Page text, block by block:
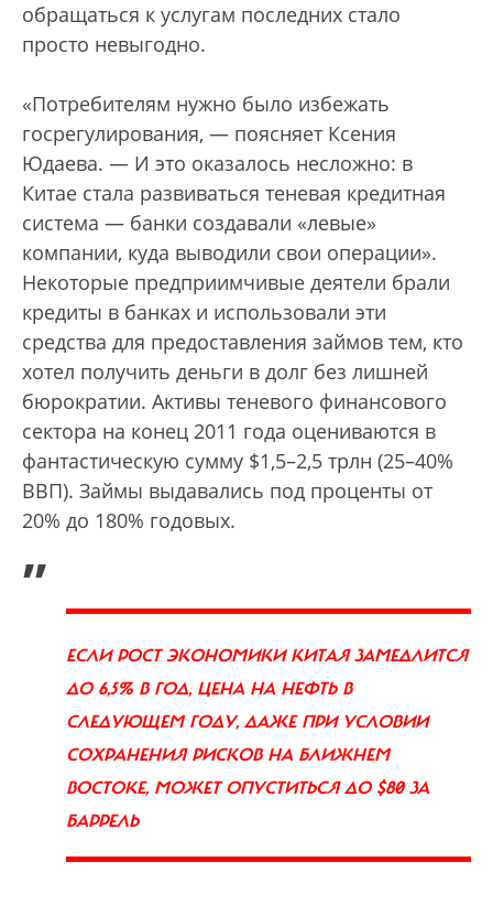
обращаться к услугам последних стало
просто невыгодно.
«Потребителям нужно было избежать
госрегулирования, — поясняет Ксения
Юдаева. — И это оказалось несложно: в
Китае стала развиваться теневая кредитная
система — банки создавали «левые»
компании, куда выводили свои операции».
Некоторые предприимчивые деятели брали
кредиты в банках и использовали эти
средства для предоставления займов тем, кто
хотел получить деньги в долг без лишней
бюрократии. Активы теневого финансового
сектора на конец 2011 года оцениваются в
фантастическую сумму $1,5–2,5 трлн (25–40%
ВВП). Займы выдавались под проценты от
20% до 180% годовых.
„
ЕСЛИ РОСТ ЭКОНОМИКИ КИТАЯ ЗАМЕДЛИТСЯ
ДО 6,5% В ГОД, ЦЕНА НА НЕФТЬ В
СЛЕДУЮЩЕМ ГОДУ, ДАЖЕ ПРИ УСЛОВИИ
СОХРАНЕНИЯ РИСКОВ НА БЛИЖНЕМ
ВОСТОКЕ, МОЖЕТ ОПУСТИТЬСЯ ДО $80 ЗА
БАРРЕЛЬ